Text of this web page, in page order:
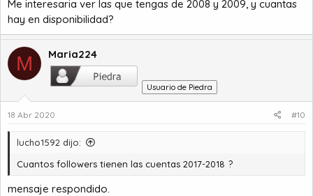
:
Me interesaria ver las que tengas de 2008 y 2009, y cuantas
hay en disponibilidad?
M Maria224
Usuario de Piedra
18 Abr 2020 #10
lucho1592 dijo:
Cuantos followers tienen las cuentas 2017-2018 ?
mensaje respondido.